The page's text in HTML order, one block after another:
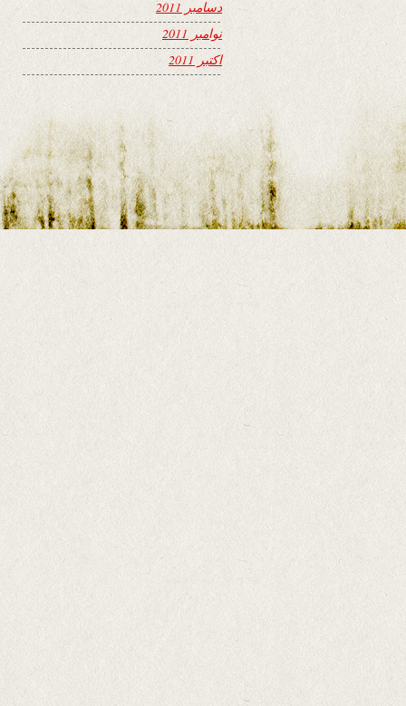
دسامبر 2011
نوامبر 2011
اکتبر 2011